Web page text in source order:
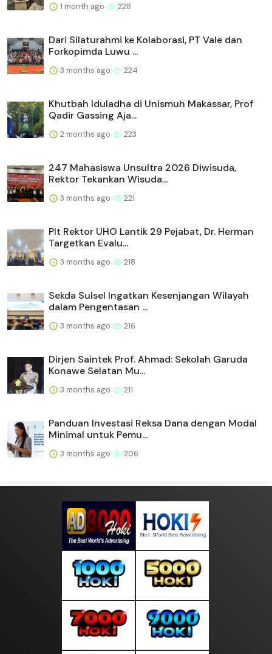
1 month ago 228
Dari Silaturahmi ke Kolaborasi, PT Vale dan
Forkopimda Luwu ...
3 months ago 224
Khutbah Iduladha di Unismuh Makassar, Prof
Qadir Gassing Aja...
2 months ago 223
247 Mahasiswa Unsultra 2026 Diwisuda,
Rektor Tekankan Wisuda...
3 months ago 221
Plt Rektor UHO Lantik 29 Pejabat, Dr. Herman
Targetkan Evalu...
3 months ago 218
Sekda Sulsel Ingatkan Kesenjangan Wilayah
dalam Pengentasan ...
3 months ago 216
Dirjen Saintek Prof. Ahmad: Sekolah Garuda
Konawe Selatan Mu...
3 months ago 211
Panduan Investasi Reksa Dana dengan Modal
Minimal untuk Pemu...
3 months ago 206